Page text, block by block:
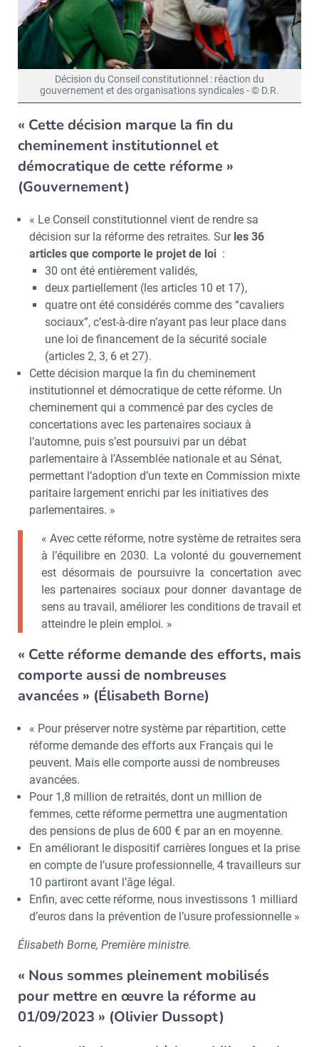
Décision du Conseil constitutionnel : réaction du
gouvernement et des organisations syndicales - © D.R.
« Cette décision marque la fin du
cheminement institutionnel et
démocratique de cette réforme »
(Gouvernement)
« Le Conseil constitutionnel vient de rendre sa
décision sur la réforme des retraites. Sur les 36
articles que comporte le projet de loi :
30 ont été entièrement validés,
deux partiellement (les articles 10 et 17),
quatre ont été considérés comme des “cavaliers
sociaux”, c’est-à-dire n’ayant pas leur place dans
une loi de financement de la sécurité sociale
(articles 2, 3, 6 et 27).
Cette décision marque la fin du cheminement
institutionnel et démocratique de cette réforme. Un
cheminement qui a commencé par des cycles de
concertations avec les partenaires sociaux à
l’automne, puis s’est poursuivi par un débat
parlementaire à l’Assemblée nationale et au Sénat,
permettant l’adoption d’un texte en Commission mixte
paritaire largement enrichi par les initiatives des
parlementaires. »
« Avec cette réforme, notre système de retraites sera
à l’équilibre en 2030. La volonté du gouvernement
est désormais de poursuivre la concertation avec
les partenaires sociaux pour donner davantage de
sens au travail, améliorer les conditions de travail et
atteindre le plein emploi. »
« Cette réforme demande des efforts, mais
comporte aussi de nombreuses
avancées » (Élisabeth Borne)
« Pour préserver notre système par répartition, cette
réforme demande des efforts aux Français qui le
peuvent. Mais elle comporte aussi de nombreuses
avancées.
Pour 1,8 million de retraités, dont un million de
femmes, cette réforme permettra une augmentation
des pensions de plus de 600 € par an en moyenne.
En améliorant le dispositif carrières longues et la prise
en compte de l’usure professionnelle, 4 travailleurs sur
10 partiront avant l’âge légal.
Enfin, avec cette réforme, nous investissons 1 milliard
d’euros dans la prévention de l’usure professionnelle »
Élisabeth Borne, Première ministre.
« Nous sommes pleinement mobilisés
pour mettre en œuvre la réforme au
01/09/2023 » (Olivier Dussopt)